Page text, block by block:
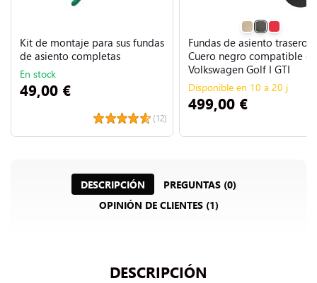
Kit de montaje para sus fundas
de asiento completas
(12)
En stock
49,00 €
Fundas de asiento traseros
Cuero negro compatible
Volkswagen Golf I GTI
Disponible en 10 a 20 j
499,00 €
DESCRIPCIÓN
PREGUNTAS (0)
OPINIÓN DE CLIENTES (1)
DESCRIPCIÓN